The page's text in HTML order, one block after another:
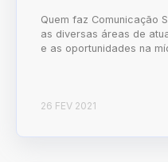
Quem faz Comunicação
as diversas áreas de
e as oportunidades na
26 FEV 2021